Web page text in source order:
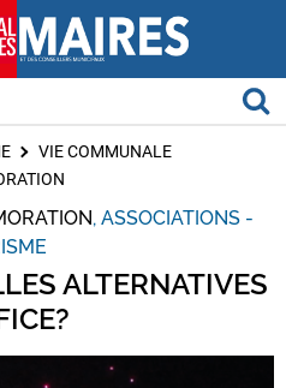
VIE COMMUNALE
ASSOCIATIONS -
ALTERNATIVES